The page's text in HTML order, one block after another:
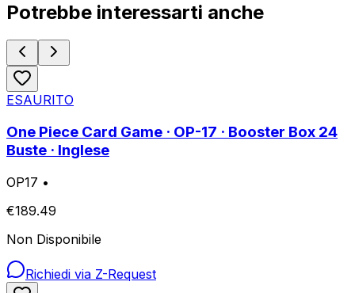
Potrebbe interessarti anche
ESAURITO
One Piece Card Game · OP-17 · Booster Box 24
Buste · Inglese
OP17 •
€189.49
Non Disponibile
Richiedi via Z-Request